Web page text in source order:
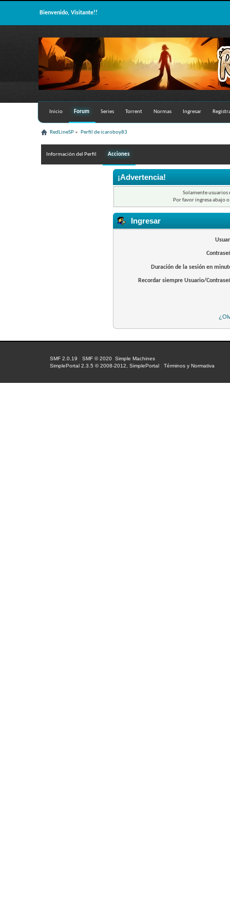
Bienvenido, Visitante!!
Inicio Forum Series Torrent Normas Ingresar
RedLineSP » Perfil de icaroboy83
Información del Perfil Acciones
¡Advertencia!
Solamente usuarios
Por favor ingresa abajo
Ingresar
Duración de la sesión en
Recordar siempre Usuario/
SMF 2.0.19 |SMF © 2020 ,Simple Machines
SimplePortal 2.3.5 © 2008-2012, SimplePortal
|Términos y Normativa